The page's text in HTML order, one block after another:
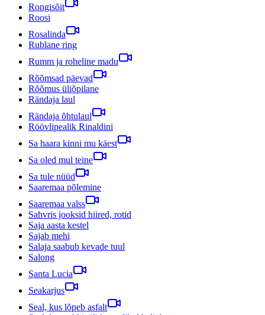
Rongisõit
Roosi
Rosalinda
Rublane ring
Rumm ja roheline madu
Rõõmsad päevad
Rõõmus üliõpilane
Rändaja laul
Rändaja õhtulaul
Röövlipealik Rinaldini
Sa haara kinni mu käest
Sa oled mul teine
Sa tule nüüd
Saaremaa põlemine
Saaremaa valss
Sahvris jooksid hiired, rotid
Saja aasta kestel
Sajab mehi
Salaja saabub kevade tuul
Salong
Santa Lucia
Seakarjus
Seal, kus lõpeb asfalt